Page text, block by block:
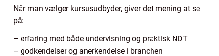
Når man vælger kursusudbyder, giver det mening at se
på:
– erfaring med både undervisning og praktisk NDT
– godkendelser og anerkendelse i branchen